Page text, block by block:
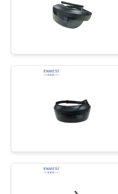
โรงงาน
คุณภาพ
ข่าว
ศีรษะ
แว่นตา